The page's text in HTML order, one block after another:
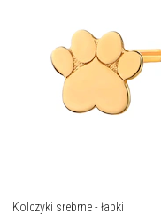
Kolczyki srebrne - łapki